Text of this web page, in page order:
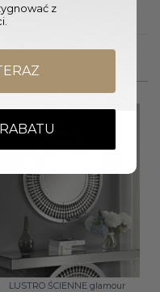
LUSTRO ŚCIENNE glamour
z